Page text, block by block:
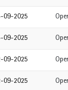
09-2025
09-2025
09-2025
09-2025